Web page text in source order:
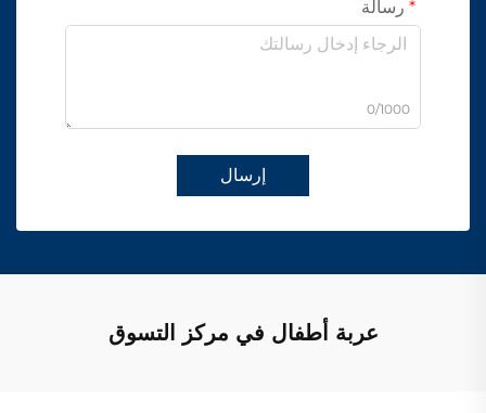
رسالة
0/1000
إرسال
عربة أطفال في مركز التسوق